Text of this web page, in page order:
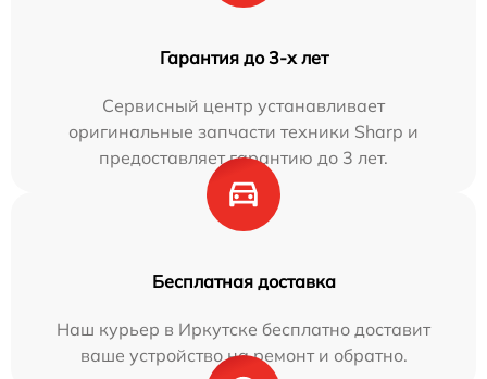
Гарантия до 3-х лет
Сервисный центр устанавливает
оригинальные запчасти техники Sharp и
предоставляет гарантию до 3 лет.
Бесплатная доставка
Наш курьер в Иркутске бесплатно доставит
ваше устройство на ремонт и обратно.